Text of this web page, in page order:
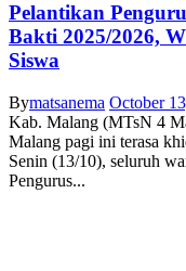
Pelantikan
Bakti 2025/2026,
Siswa
Bymatsanema October
Kab. Malang (MTsN 4
Malang pagi ini terasa
Senin (13/10), seluruh
Pengurus...